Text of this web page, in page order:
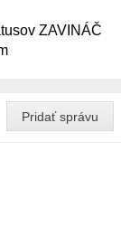
ZAVINÁČ
Pridať správu